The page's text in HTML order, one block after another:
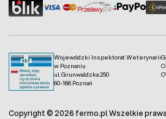
Wojewódzki Inspektorat Weterynarii
w Poznaniu
ul. Grunwaldzka 250
60-166 Poznań
Copyright © 2026 fermo.pl Wszelkie